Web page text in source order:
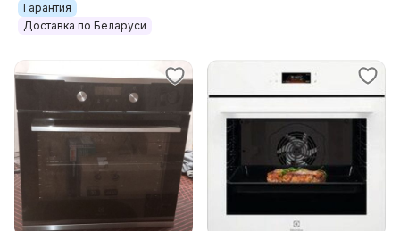
Гарантия
Доставка по Беларуси